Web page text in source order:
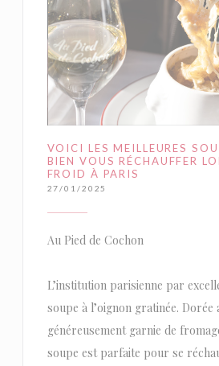
VOICI LES MEILLEURES
BIEN VOUS RÉCHAUFFER
FROID À PARIS
27/01/2025
Au Pied de Cochon
L’institution parisienne par
soupe à l’oignon gratinée.
généreusement garnie de
soupe est parfaite pour se